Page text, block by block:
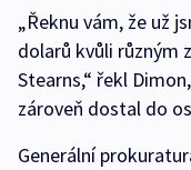
„Řeknu vám, že už
dolarů kvůli různým
Stearns,“ řekl
zároveň dostal do
Generální